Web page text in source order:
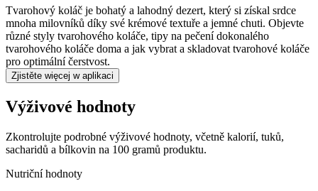
Tvarohový koláč je bohatý a lahodný dezert, který si získal srdce
mnoha milovníků díky své krémové textuře a jemné chuti. Objevte
různé styly tvarohového koláče, tipy na pečení dokonalého
tvarohového koláče doma a jak vybrat a skladovat tvarohové koláče
pro optimální čerstvost.
Zjistěte więcej w aplikaci
Výživové hodnoty
Zkontrolujte podrobné výživové hodnoty, včetně kalorií, tuků,
sacharidů a bílkovin na 100 gramů produktu.
Nutriční hodnoty